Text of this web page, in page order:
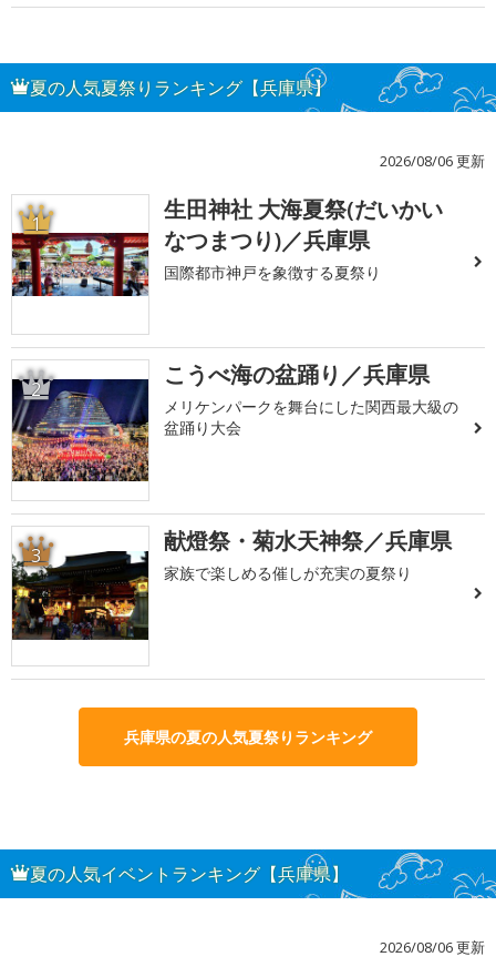
夏の人気夏祭りランキング【兵庫県】
2026/08/06 更新
1
生田神社 大海夏祭(だいかい
なつまつり)／兵庫県
国際都市神戸を象徴する夏祭り
2 こうべ海の盆踊り／兵庫県
メリケンパークを舞台にした関西最大級の
盆踊り大会
3 献燈祭・菊水天神祭／兵庫県
家族で楽しめる催しが充実の夏祭り
兵庫県の夏の人気夏祭りランキング
夏の人気イベントランキング【兵庫県】
2026/08/06 更新